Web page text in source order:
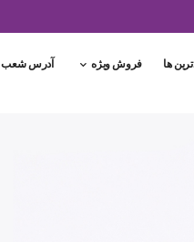
ها فروش ویژه آدرس شعب